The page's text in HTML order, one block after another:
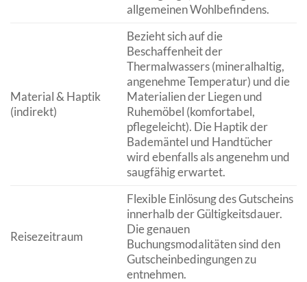
allgemeinen Wohlbefindens.
Material & Haptik
(indirekt)
Bezieht sich auf die
Beschaffenheit der
Thermalwassers (mineralhaltig,
angenehme Temperatur) und die
Materialien der Liegen und
Ruhemöbel (komfortabel,
pflegeleicht). Die Haptik der
Bademäntel und Handtücher
wird ebenfalls als angenehm und
saugfähig erwartet.
Reisezeitraum
Flexible Einlösung des Gutscheins
innerhalb der Gültigkeitsdauer.
Die genauen
Buchungsmodalitäten sind den
Gutscheinbedingungen zu
entnehmen.